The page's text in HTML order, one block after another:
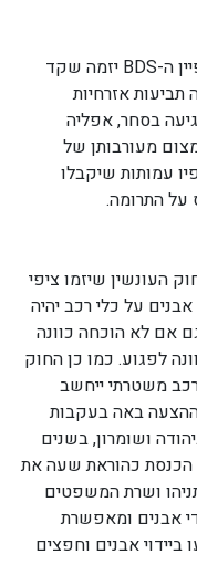
במטרה להיאבק בחרם על ישראל ובקמפיין ה-BDS יזמה שקד
תביעות אזרחיות
בסחר, אפליה
צמצום מעורבותן של
עמותות שיקבלו
לחוק העונשין שיזמו ציפי
על כלי רכב יהיה
10 שנות מאסר גם אם לא הוכחה כוונה
כוונה לפגוע. כמו כן החוק
משטרתי ייחשב
באה בעקבות
ושומרון, בשנים
בנובמבר 2015 אישרה הכנסת כהוראת שעה את
ושרת המשפטים
אבנים ומאפשרת
אבנים וחפצים